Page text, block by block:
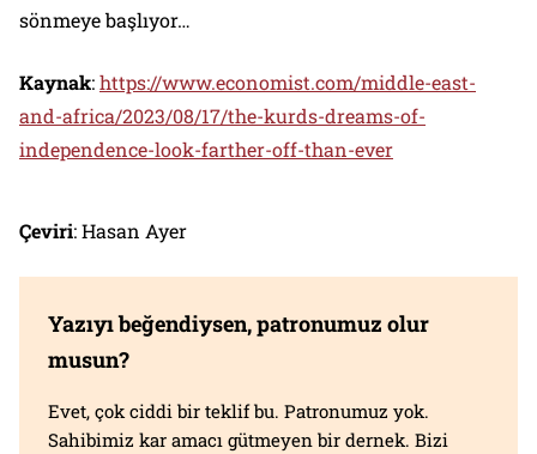
sönmeye başlıyor…
Kaynak:https://www.economist.com/middle-east-
and-africa/2023/08/17/the-kurds-dreams-of-
independence-look-farther-off-than-ever
Çeviri: Hasan Ayer
Yazıyı beğendiysen, patronumuz olur
musun?
Evet, çok ciddi bir teklif bu. Patronumuz yok.
Sahibimiz kar amacı gütmeyen bir dernek. Bizi